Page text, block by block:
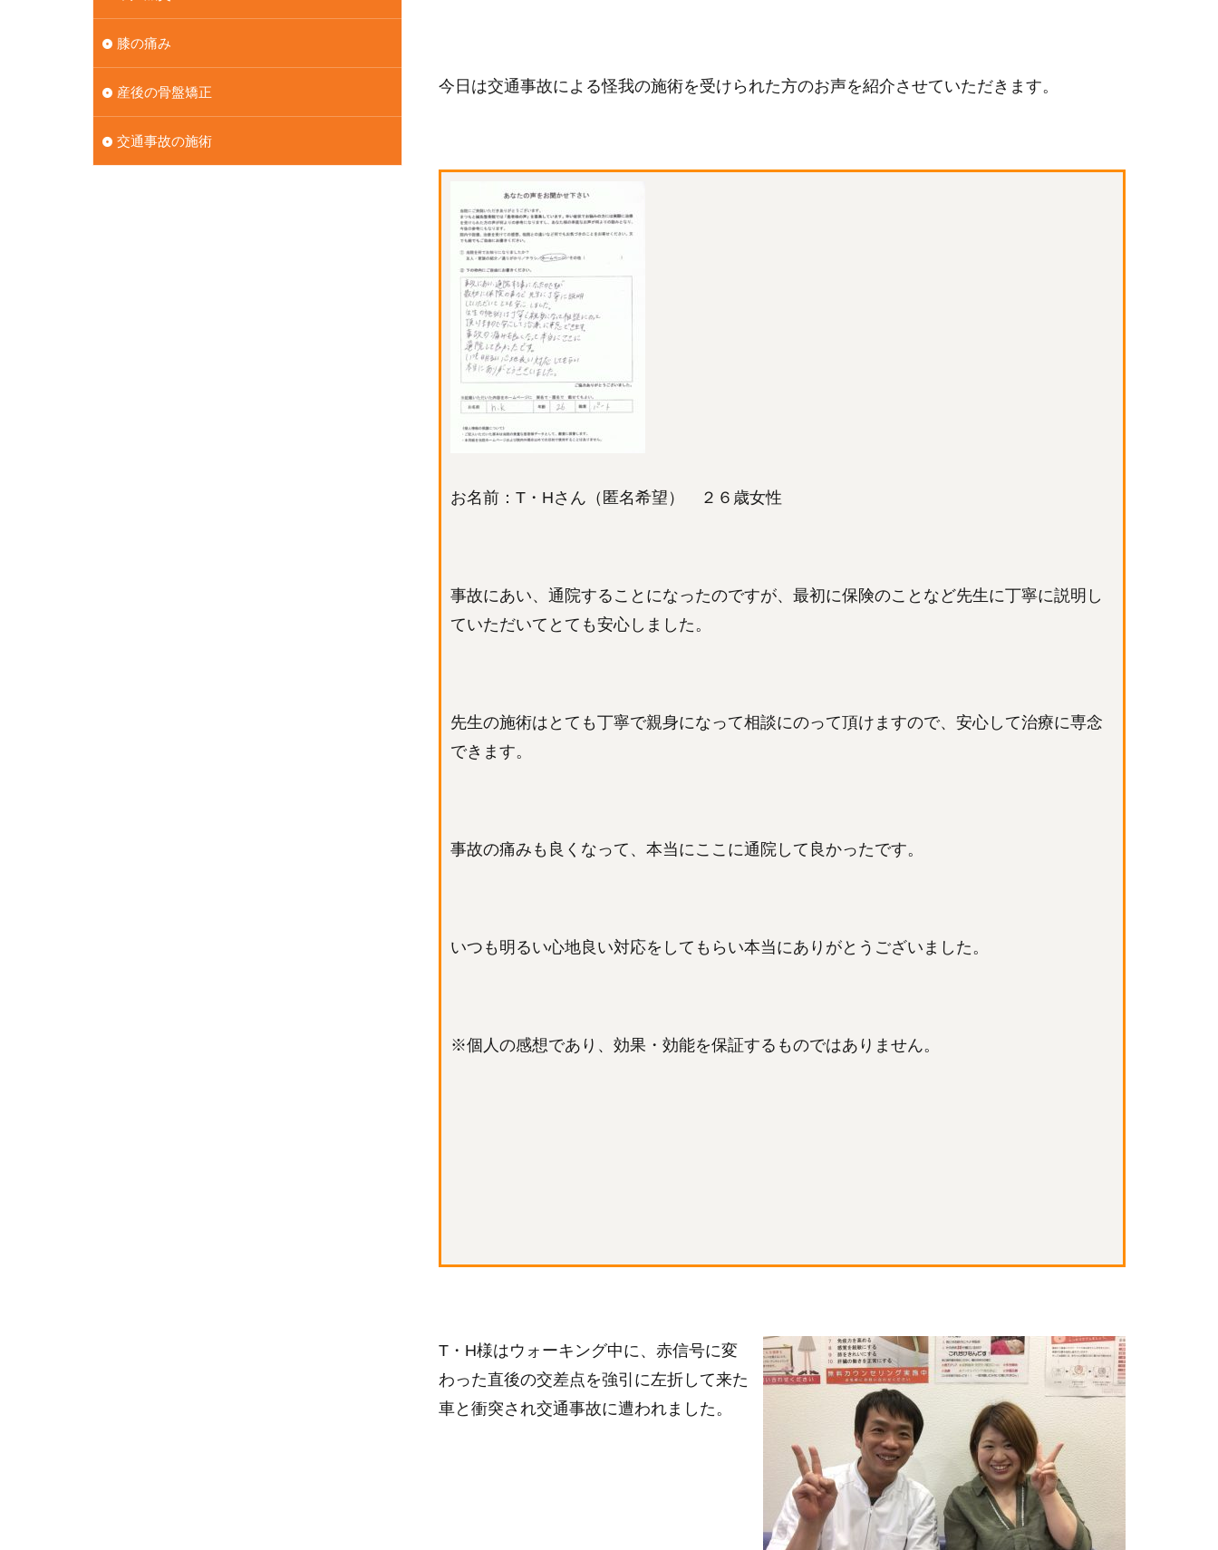
今日は交通事故による怪我の施術を受けられた方のお声を紹介させていただきます。
お名前：T・Hさん（匿名希望） ２６歳女性
事故にあい、通院することになったのですが、最初に保険のことなど先生に丁寧に説明し
ていただいてとても安心しました。
先生の施術はとても丁寧で親身になって相談にのって頂けますので、安心して治療に専念
できます。
事故の痛みも良くなって、本当にここに通院して良かったです。
いつも明るい心地良い対応をしてもらい本当にありがとうございました。
※個人の感想であり、効果・効能を保証するものではありません。
T・H様はウォーキング中に、赤信号に変
わった直後の交差点を強引に左折して来た
車と衝突され交通事故に遭われました。
膝の痛み
産後の骨盤矯正
交通事故の施術